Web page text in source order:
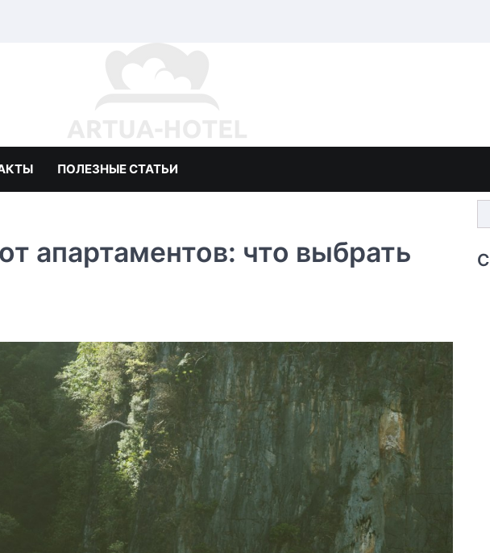
ПОЛЕЗНЫЕ СТАТЬИ
апартаментов: что выбрать